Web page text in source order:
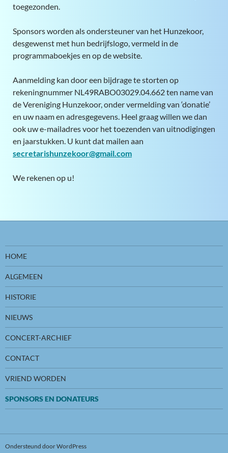
toegezonden.
Sponsors worden als ondersteuner van het Hunzekoor,
desgewenst met hun bedrijfslogo, vermeld in de
programmaboekjes en op de website.
Aanmelding kan door een bijdrage te storten op
rekeningnummer NL49RABO03029.04.662 ten name van
de Vereniging Hunzekoor, onder vermelding van ‘donatie’
en uw naam en adresgegevens. Heel graag willen we dan
ook uw e-mailadres voor het toezenden van uitnodigingen
en jaarstukken. U kunt dat mailen aan
secretarishunzekoor@gmail.com
We rekenen op u!
HOME
ALGEMEEN
HISTORIE
NIEUWS
CONCERT-ARCHIEF
CONTACT
VRIEND WORDEN
SPONSORS EN DONATEURS
Ondersteund door WordPress